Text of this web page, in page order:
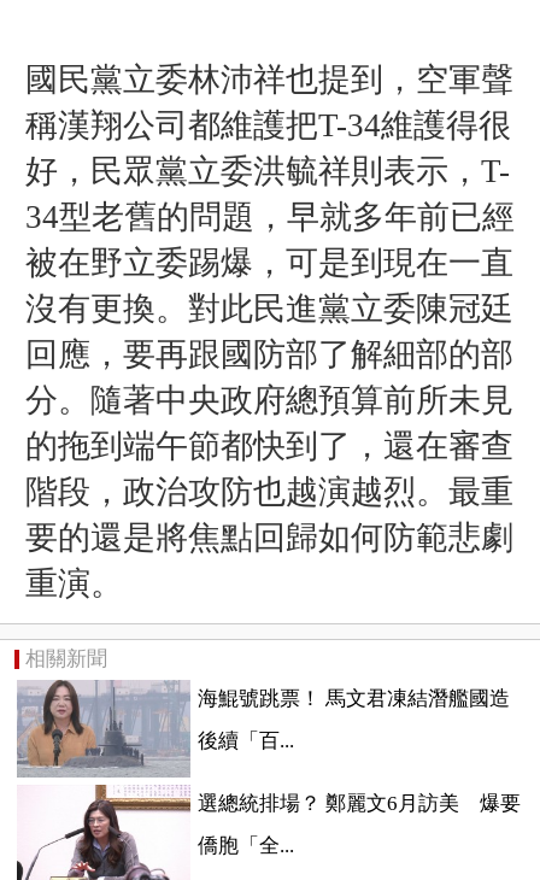
國民黨立委林沛祥也提到，空軍聲
稱漢翔公司都維護把T-34維護得很
好，民眾黨立委洪毓祥則表示，T-
34型老舊的問題，早就多年前已經
被在野立委踢爆，可是到現在一直
沒有更換。對此民進黨立委陳冠廷
回應，要再跟國防部了解細部的部
分。隨著中央政府總預算前所未見
的拖到端午節都快到了，還在審查
階段，政治攻防也越演越烈。最重
要的還是將焦點回歸如何防範悲劇
重演。
相關新聞
海鯤號跳票！ 馬文君凍結潛艦國造
後續「百...
選總統排場？ 鄭麗文6月訪美 爆要
僑胞「全...